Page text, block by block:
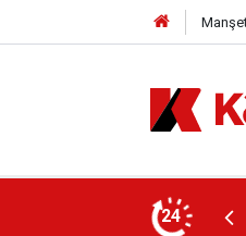
24
Sona Erecek